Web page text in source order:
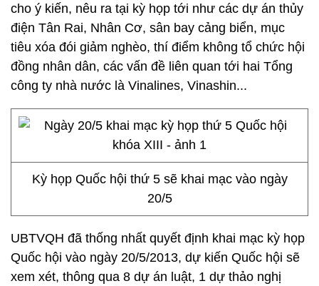
cho ý kiến, nêu ra tại kỳ họp tới như các dự án thủy
điện Tân Rai, Nhân Cơ, sân bay cảng biển, mục
tiêu xóa đói giảm nghèo, thí điểm không tổ chức hội
đồng nhân dân, các vấn đề liên quan tới hai Tổng
công ty nhà nước là Vinalines, Vinashin...
Kỳ họp Quốc hội thứ 5 sẽ khai mạc vào ngày
20/5
UBTVQH đã thống nhất quyết định khai mạc kỳ họp
Quốc hội vào ngày 20/5/2013, dự kiến Quốc hội sẽ
xem xét, thông qua 8 dự án luật, 1 dự thảo nghị